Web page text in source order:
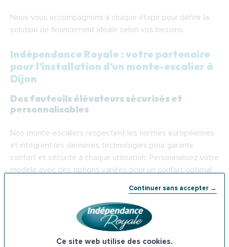
Continuer sans accepter →
Ce site web utilise des cookies.
Nous vous accompagnons à chaque étape pour définir la
solution de financement idéale selon vos besoins.
Indépendance Royale : votre partenaire
pour l’installation d’un monte-escalier à
Dijon
Des fauteuils élévateurs sécurisés et
personnalisables
Nos monte-escaliers respectent les normes européennes
et intègrent les dernières technologies pour garantir
confort et sécurité à chaque utilisation. Personnalisez votre
modèle avec des options variées pour un confort optimal.
Des experts locaux à votre service dans
toute la région dijonnaise
Nos installateurs locaux se déplacent rapidement pour
évaluer votre escalier et effectuer une installation soignée.